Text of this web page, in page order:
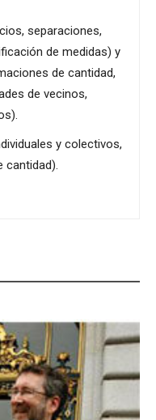
separaciones,
de medidas) y
de cantidad,
de vecinos,
y colectivos,
cantidad).